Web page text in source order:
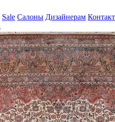
Sale Салоны Дизайнерам